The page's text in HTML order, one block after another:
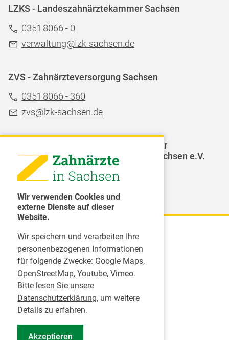
Wir verwenden Cookies und
externe Dienste auf dieser
Website.
Wir speichern und verarbeiten Ihre
personenbezogenen Informationen
für folgende Zwecke: Google Maps,
OpenStreetMap, Youtube, Vimeo.
Bitte lesen Sie unsere
Datenschutzerklärung, um weitere
Details zu erfahren.
Akzeptieren
LZKS - Landeszahnärztekammer Sachsen
0351 8066 - 0
verwaltung@Izk-sachsen.de
ZVS - Zahnärzteversorgung Sachsen
0351 8066 - 360
zvs@lzk-sachsen.de
LAGZ - Landesarbeitsgemeinschaft für
Jugendzahnpflege des Freistaates Sachsen e.V.
Karriere
Inserate
Praktikum in einer Zahnarztpraxis
Jobs im Zahnärztehaus
Presse
Pressemitteilungen